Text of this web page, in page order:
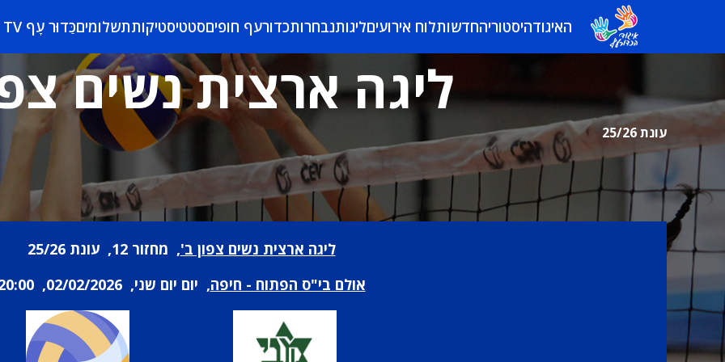
האיגודהיסטוריהחדשותלוח אירועיםליגותנבחרותכדורעף חופיםסטטיסטיקותתשלומיםכַּדוּר עָף TV
ליגה ארצית נשים
עונת 25/26
ליגה ארצית נשים צפון ב', מחזור 12, עונת 25/26
אולם בי"ס הפתוח - חיפה, יום יום שני, 02/02/2026, 20:00